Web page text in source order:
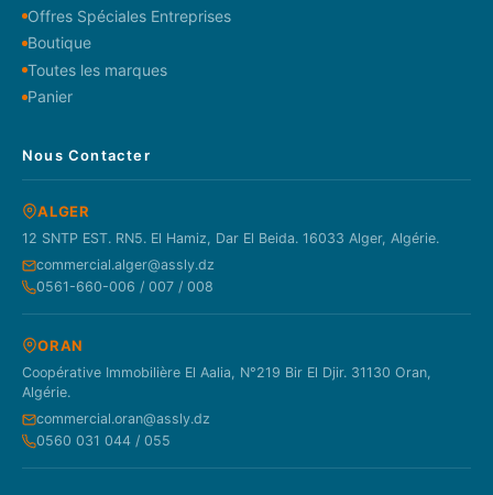
Offres Spéciales Entreprises
Boutique
Toutes les marques
Panier
Nous Contacter
ALGER
12 SNTP EST. RN5. El Hamiz, Dar El Beida. 16033 Alger, Algérie.
commercial.alger@assly.dz
0561-660-006 / 007 / 008
ORAN
Coopérative Immobilière El Aalia, N°219 Bir El Djir. 31130 Oran,
Algérie.
commercial.oran@assly.dz
0560 031 044 / 055